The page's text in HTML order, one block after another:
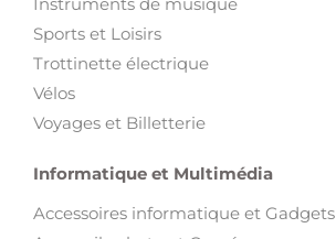
Instruments de musique
Sports et Loisirs
Trottinette électrique
Vélos
Voyages et Billetterie
Informatique et Multimédia
Accessoires informatique et Gadgets